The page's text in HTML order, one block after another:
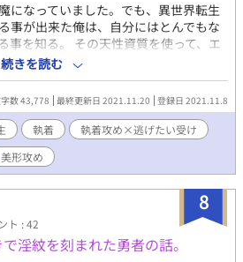
になっていました。でも、異世界転生
事が出来た俺は、自分にはとんでもな
事を知る。 その天性資質を使って、エ
その為に旅に出て、強い魔物を退治し
なってしまった。 魔王城で仕方なく引
と、ある日勇者が攻めてきた。 その勇
技Lv.99、努力Lv.10000、執着
！？！？！？！？！ ムーンライトノ
がアルファ版のほうが長編になりま
続きを読む
数 43,778 最終更新日 2021.11.20 登録日 2021.11.8
執着
執着攻め×逃げたい受け
美形攻め
8
ト : 42
淫紋を刻まれた勇者の話。